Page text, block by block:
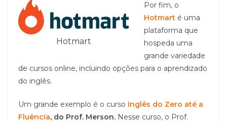
Hotmart
Por fim, o
Hotmart é uma
plataforma que
hospeda uma
grande variedade
de cursos online, incluindo opções para o aprendizado
do inglês.
Um grande exemplo é o curso Inglês do Zero até a
Fluência, do Prof. Merson. Nesse curso, o Prof.